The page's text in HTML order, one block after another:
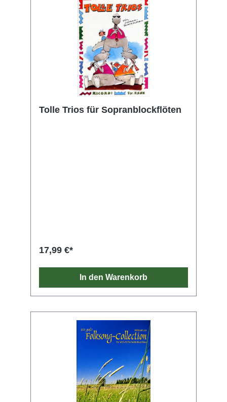
Tolle Trios für Sopranblockflöten
17,99 €*
In den Warenkorb